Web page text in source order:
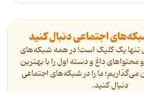
اجتماعی دنبال کنید
تنها یک کلیک است! در همه شبکه‌های
داغ و دسته اول را با بهترین
می‌گذاریم؛ ما را در شبکه‌های اجتماعی
دنیال کنید.